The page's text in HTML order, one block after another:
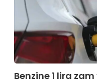
Benzine 1 lira